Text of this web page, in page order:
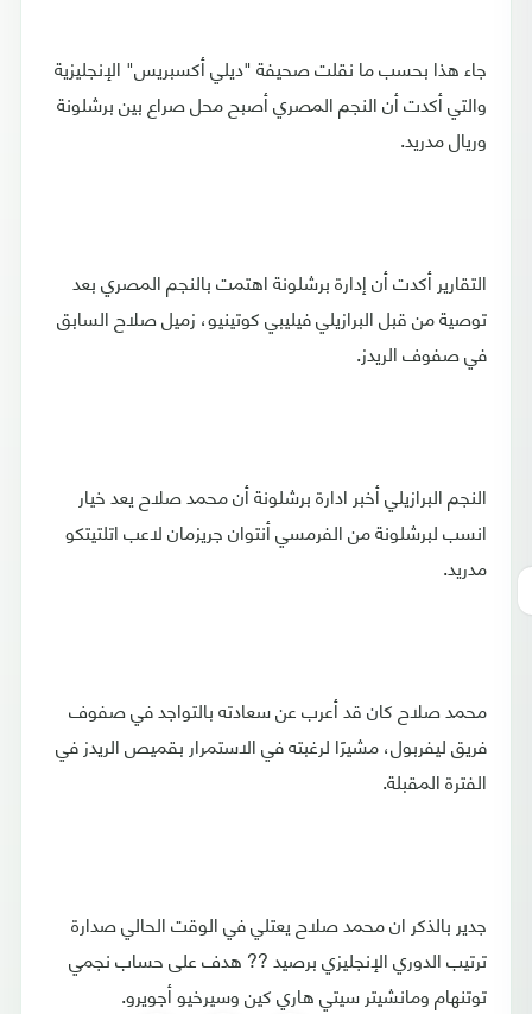
جاء هذا بحسب ما نقلت صحيفة "ديلي أكسبريس" الإنجليزية
والتي أكدت أن النجم المصري أصبح محل صراع بين برشلونة
وريال مدريد.
التقارير أكدت أن إدارة برشلونة اهتمت بالنجم المصري بعد
توصية من قبل البرازيلي فيليبي كوتينيو، زميل صلاح السابق
في صفوف الريدز.
النجم البرازيلي أخبر ادارة برشلونة أن محمد صلاح يعد خيار
انسب لبرشلونة من الفرمسي أنتوان جريزمان لاعب اتلتيتكو
مدريد.
محمد صلاح كان قد أعرب عن سعادته بالتواجد في صفوف
فريق ليفربول، مشيرًا لرغبته في الاستمرار بقميص الريدز في
الفترة المقبلة.
جدير بالذكر ان محمد صلاح يعتلي في الوقت الحالي صدارة
ترتيب الدوري الإنجليزي برصيد ?? هدف على حساب نجمي
توتنهام ومانشيتر سيتي هاري كين وسيرخيو أجويرو.